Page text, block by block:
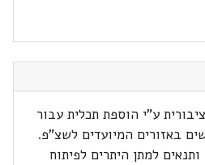
ע"י הוספת תכלית עבור
באזורים המיועדים לשצ"פ.
למתן היתרים לפיתוח